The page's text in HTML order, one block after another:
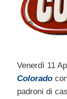
Venerdì 11
Colorado
padroni di